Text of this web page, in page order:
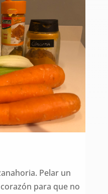
Pelar un
para que no